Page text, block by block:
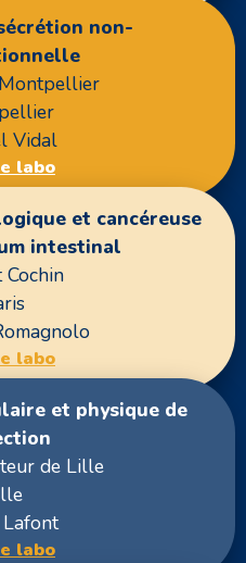
non-
Vidal
labo
et cancéreuse
intestinal
labo
et physique de
de Lille
labo